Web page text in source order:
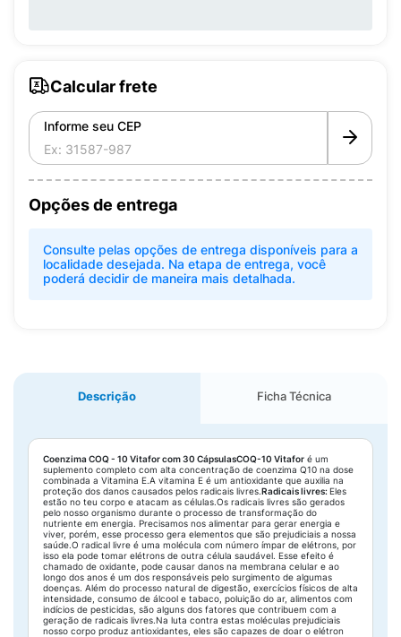
Calcular frete
Informe seu CEP
Opções de entrega
Consulte pelas opções de entrega disponíveis para a
localidade desejada. Na etapa de entrega, você
poderá decidir de maneira mais detalhada.
Descrição Ficha Técnica
Coenzima COQ - 10 Vitafor com 30 CápsulasCOQ-10 Vitafor é um
suplemento completo com alta concentração de coenzima Q10 na dose
combinada a Vitamina E.A vitamina E é um antioxidante que auxilia na
proteção dos danos causados pelos radicais livres.Radicais livres:Eles
estão no teu corpo e atacam as células.Os radicais livres são gerados
pelo nosso organismo durante o processo de transformação do
nutriente em energia. Precisamos nos alimentar para gerar energia e
viver, porém, esse processo gera elementos que são prejudiciais a nossa
saúde.O radical livre é uma molécula com número ímpar de elétrons, por
isso ela pode tomar elétrons de outra célula saudável. Esse efeito é
chamado de oxidante, pode causar danos na membrana celular e ao
longo dos anos é um dos responsáveis pelo surgimento de algumas
doenças. Além do processo natural de digestão, exercícios físicos de alta
intensidade, consumo de álcool e tabaco, poluição do ar, alimentos com
indícios de pesticidas, são alguns dos fatores que contribuem com a
geração de radicais livres.Na luta contra estas moléculas prejudiciais
nosso corpo produz antioxidantes, eles são capazes de doar o elétron